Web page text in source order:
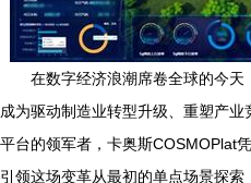
在数字经济浪潮席卷全球的今
成为驱动制造业转型升级、重塑产
平台的领军者，卡奥斯COSMOPlat
引领这场变革从最初的单点场景探